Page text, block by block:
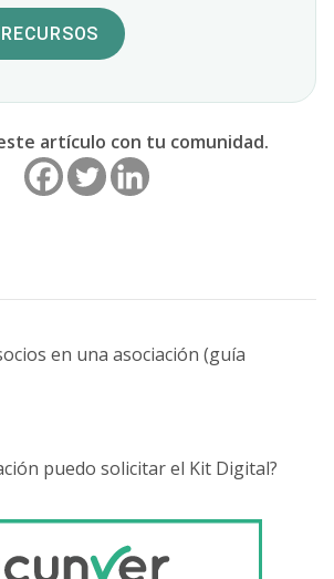
artículo con tu comunidad.
en una asociación (guía
puedo solicitar el Kit Digital?